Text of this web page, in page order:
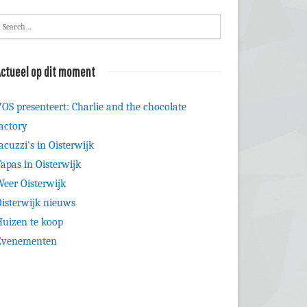
op dit moment
presenteert: Charlie and the chocolate
in Oisterwijk
in Oisterwijk
Oisterwijk
nieuws
te koop